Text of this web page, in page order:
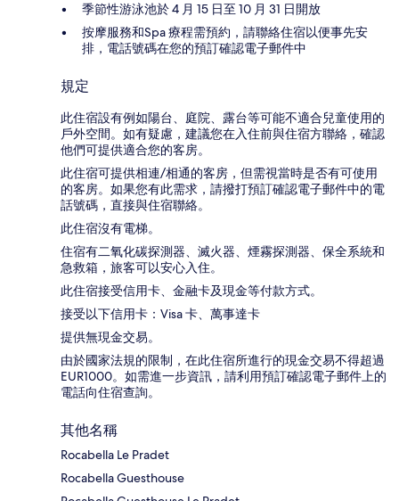
季節性游泳池於 4 月 15 日至 10 月 31 日開放
按摩服務和Spa 療程需預約，請聯絡住宿以便事先安
排，電話號碼在您的預訂確認電子郵件中
規定
此住宿設有例如陽台、庭院、露台等可能不適合兒童使用的
戶外空間。如有疑慮，建議您在入住前與住宿方聯絡，確認
他們可提供適合您的客房。
此住宿可提供相連/相通的客房，但需視當時是否有可使用
的客房。如果您有此需求，請撥打預訂確認電子郵件中的電
話號碼，直接與住宿聯絡。
此住宿沒有電梯。
住宿有二氧化碳探測器、滅火器、煙霧探測器、保全系統和
急救箱，旅客可以安心入住。
此住宿接受信用卡、金融卡及現金等付款方式。
接受以下信用卡：Visa 卡、萬事達卡
提供無現金交易。
由於國家法規的限制，在此住宿所進行的現金交易不得超過
EUR1000。如需進一步資訊，請利用預訂確認電子郵件上的
電話向住宿查詢。
其他名稱
Rocabella Le Pradet
Rocabella Guesthouse